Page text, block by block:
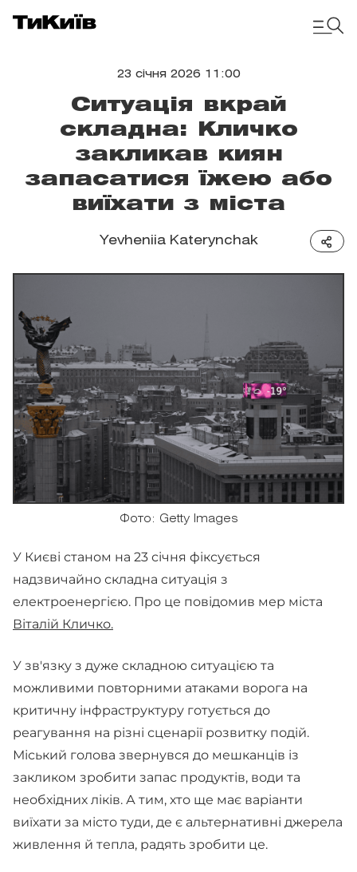
23 січня 2026 11:00
Ситуація вкрай
складна: Кличко
закликав киян
запасатися їжею або
виїхати з міста
Yevheniia Katerynchak
Фото: Getty Images
У Києві станом на 23 січня фіксується
надзвичайно складна ситуація з
електроенергією. Про це повідомив мер міста
Віталій Кличко.
У зв'язку з дуже складною ситуацією та
можливими повторними атаками ворога на
критичну інфраструктуру готується до
реагування на різні сценарії розвитку подій.
Міський голова звернувся до мешканців із
закликом зробити запас продуктів, води та
необхідних ліків. А тим, хто ще має варіанти
виїхати за місто туди, де є альтернативні джерела
живлення й тепла, радять зробити це.